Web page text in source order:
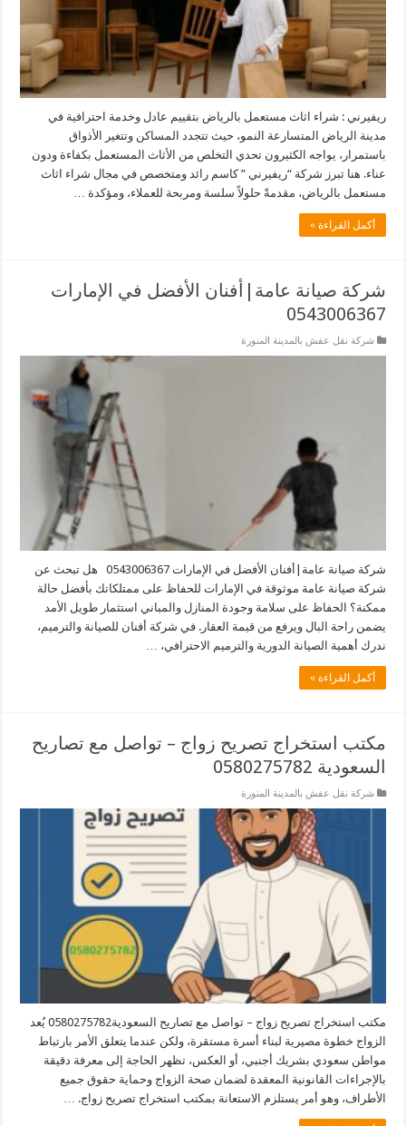
ريفيرني : شراء اثاث مستعمل بالرياض بتقييم عادل وخدمة احترافية في
مدينة الرياض المتسارعة النمو، حيث تتجدد المساكن وتتغير الأذواق
باستمرار، يواجه الكثيرون تحدي التخلص من الأثاث المستعمل بكفاءة ودون
عناء. هنا تبرز شركة “ريفيرني ” كاسم رائد ومتخصص في مجال شراء اثاث
مستعمل بالرياض، مقدمةً حلولاً سلسة ومربحة للعملاء، ومؤكدة …
أكمل القراءة »
شركة صيانة عامة|أفنان الأفضل في الإمارات
0543006367
شركة نقل عفش بالمدينة المنورة
شركة صيانة عامة|أفنان الأفضل في الإمارات 0543006367 هل تبحث عن
شركة صيانة عامة موثوقة في الإمارات للحفاظ على ممتلكاتك بأفضل حالة
ممكنة؟ الحفاظ على سلامة وجودة المنازل والمباني استثمار طويل الأمد
يضمن راحة البال ويرفع من قيمة العقار. في شركة أفنان للصيانة والترميم،
ندرك أهمية الصيانة الدورية والترميم الاحترافي، …
أكمل القراءة »
مكتب استخراج تصريح زواج – تواصل مع تصاريح
السعودية‎0580275782 ‎‏ ‏
شركة نقل عفش بالمدينة المنورة
مكتب استخراج تصريح زواج – تواصل مع تصاريح السعودية0580275782 يُعد
الزواج خطوة مصيرية لبناء أسرة مستقرة، ولكن عندما يتعلق الأمر بارتباط
مواطن سعودي بشريك أجنبي، أو العكس، تظهر الحاجة إلى معرفة دقيقة
بالإجراءات القانونية المعقدة لضمان صحة الزواج وحماية حقوق جميع
الأطراف، وهو أمر يستلزم الاستعانة بمكتب استخراج تصريح زواج. …